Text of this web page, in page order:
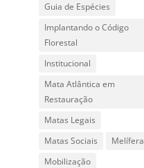
Guia de Espécies
Implantando o Código
Florestal
Institucional
Mata Atlântica em
Restauração
Matas Legais
Matas Sociais
Mobilização